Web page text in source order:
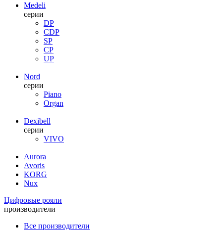
Medeli
серии
DP
CDP
SP
CP
UP
Nord
серии
Piano
Organ
Dexibell
серии
VIVO
Aurora
Avoris
KORG
Nux
Цифровые рояли
производители
Все производители